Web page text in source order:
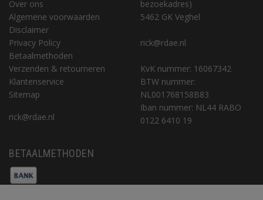
Over ons
Algemene voorwaarden
Disclaimer
Privacy Policy
Betaalmethoden
Verzenden & retourneren
Klantenservice
Sitemap
rick@rdae.nl
bezoekadres)
5462 GK Veghel
rick@rdae.nl
KvK nummer: 16067342
BTW nummer:
NL001768158B83
Iban nummer: NL44 RABO
0122 6410 19
BETAALMETHODEN